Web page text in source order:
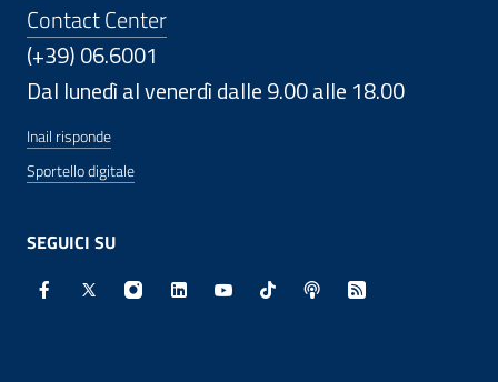
Contact Center
(+39) 06.6001
Dal lunedì al venerdì dalle 9.00 alle 18.00
Inail risponde
Sportello digitale
SEGUICI SU
Facebook - Sito esterno - Apertura in nuova finestra
X - Sito esterno - Apertura in nuova finestra
Instagram - Sito esterno - Apertura in
Linkedin - Sito esterno - Apertura in
Youtube - Sito esterno -
TikTok - Sito esterno -
Spreaker - Sito
Feed RSS -